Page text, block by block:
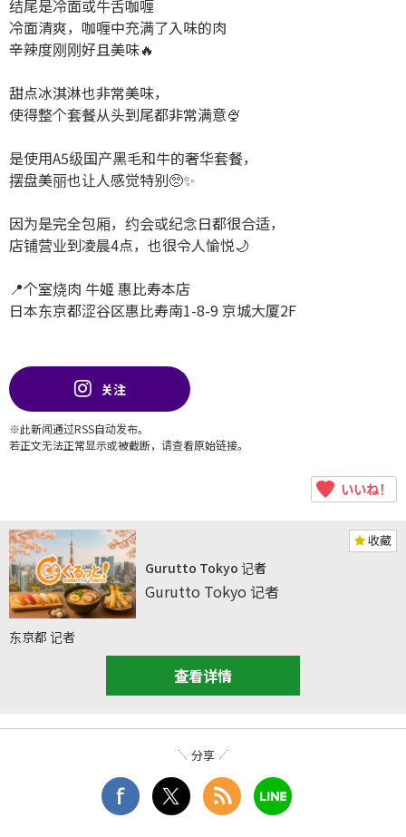
结尾是冷面或牛舌咖喱
冷面清爽，咖喱中充满了入味的肉
辛辣度刚刚好且美味🔥
甜点冰淇淋也非常美味，
使得整个套餐从头到尾都非常满意🍨
是使用A5级国产黑毛和牛的奢华套餐，
摆盘美丽也让人感觉特别🥺✨
因为是完全包厢，约会或纪念日都很合适，
店铺营业到凌晨4点，也很令人愉悦🌙
📍个室烧肉 牛姬 惠比寿本店
日本东京都涩谷区惠比寿南1-8-9 京城大厦2F
关注
※此新闻通过RSS自动发布。
若正文无法正常显示或被截断，请查看原始链接。
いいね！
收藏
Gurutto Tokyo 记者
Gurutto Tokyo 记者
东京都 记者
查看详情
分享